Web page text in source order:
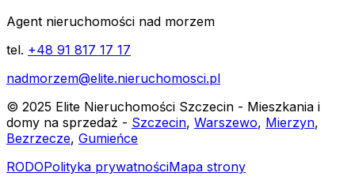
Agent nieruchomości nad morzem
tel. +48 91 817 17 17
nadmorzem@elite.nieruchomosci.pl
© 2025 Elite Nieruchomości Szczecin - Mieszkania i
domy na sprzedaż - Szczecin, Warszewo, Mierzyn,
Bezrzecze, Gumieńce
RODOPolityka prywatnościMapa strony